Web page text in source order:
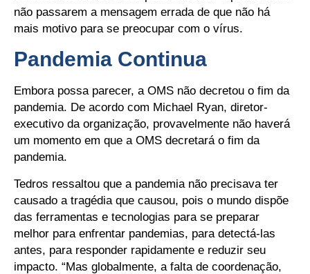
não passarem a mensagem errada de que não há
mais motivo para se preocupar com o vírus.
Pandemia Continua
Embora possa parecer, a OMS não decretou o fim da
pandemia. De acordo com Michael Ryan, diretor-
executivo da organização, provavelmente não haverá
um momento em que a OMS decretará o fim da
pandemia.
Tedros ressaltou que a pandemia não precisava ter
causado a tragédia que causou, pois o mundo dispõe
das ferramentas e tecnologias para se preparar
melhor para enfrentar pandemias, para detectá-las
antes, para responder rapidamente e reduzir seu
impacto. “Mas globalmente, a falta de coordenação,